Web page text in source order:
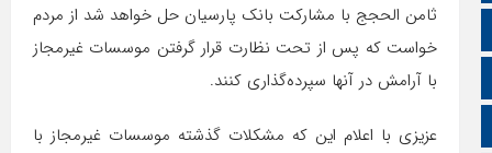
اینستاگرام
اطلاعات سایت
ثامن الحجج با مشارکت بانک پارسیان حل خواهد شد از مردم
خواست که پس از تحت نظارت قرار گرفتن موسسات غیرمجاز
با آرامش در آنها سپرده‌گذاری کنند.
عزیزی با اعلام این که مشکلات گذشته موسسات غیرمجاز با